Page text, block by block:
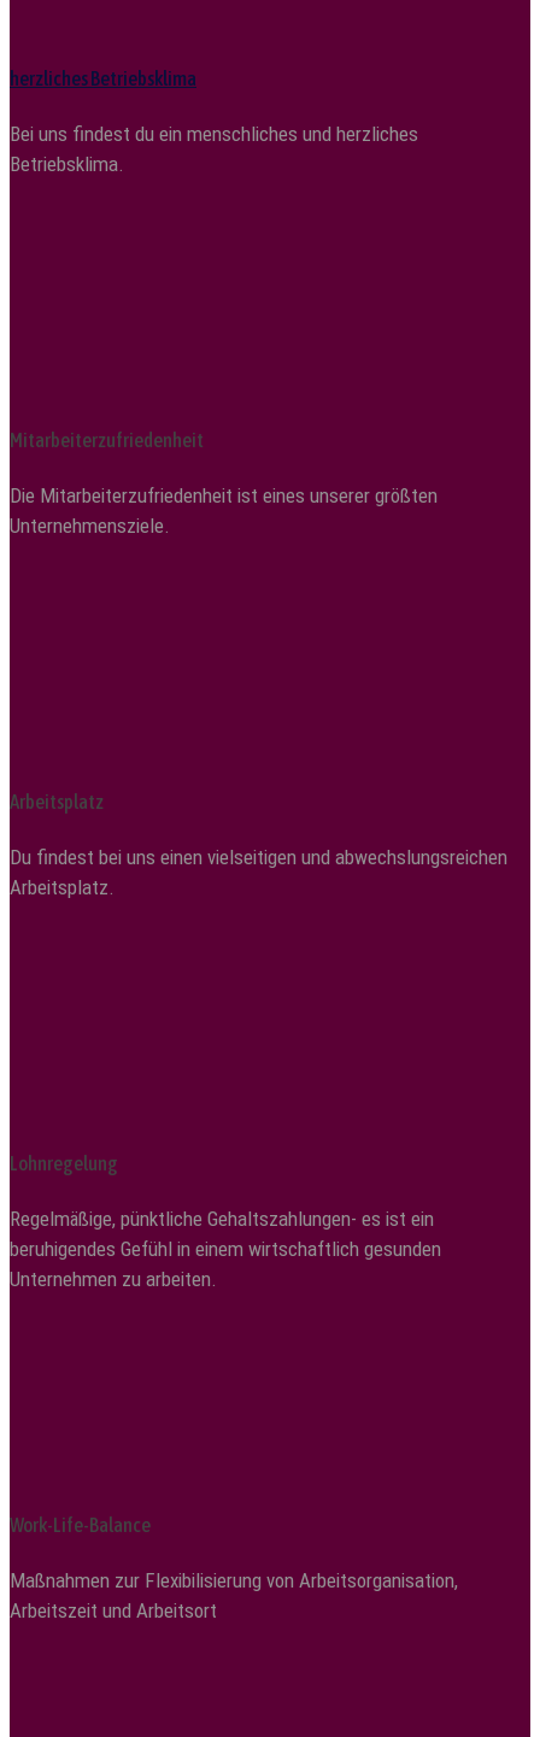
herzliches Betriebsklima
Bei uns findest du ein menschliches und herzliches
Betriebsklima.
Mitarbeiterzufriedenheit
Die Mitarbeiterzufriedenheit ist eines unserer größten
Unternehmensziele.
Arbeitsplatz
Du findest bei uns einen vielseitigen und abwechslungsreichen
Arbeitsplatz.
Lohnregelung
Regelmäßige, pünktliche Gehaltszahlungen- es ist ein
beruhigendes Gefühl in einem wirtschaftlich gesunden
Unternehmen zu arbeiten.
Work-Life-Balance
Maßnahmen zur Flexibilisierung von Arbeitsorganisation,
Arbeitszeit und Arbeitsort